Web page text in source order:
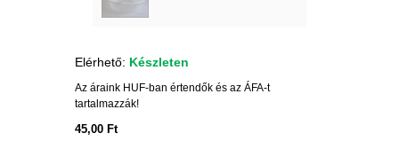
Elérhető: Készleten
Az áraink HUF-ban értendők és az ÁFA-t
tartalmazzák!
45,00 Ft